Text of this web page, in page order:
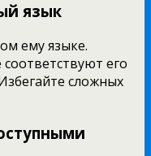
язык
ему языке.
его
сложных